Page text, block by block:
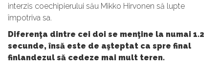
interzis coechipierului său Mikko Hirvonen să lupte
împotriva sa.
Diferenţa dintre cei doi se menţine la numai 1.2
secunde, însă este de aşteptat ca spre final
finlandezul să cedeze mai mult teren.